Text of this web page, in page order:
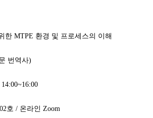
한 MTPE 환경 및 프로세스의 이해
번역사)
호 / 온라인 Zoom